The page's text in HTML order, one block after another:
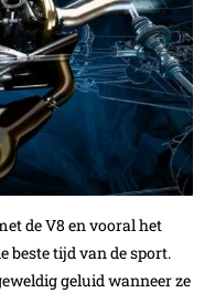
de V8 en vooral het
beste tijd van de sport.
geluid wanneer ze